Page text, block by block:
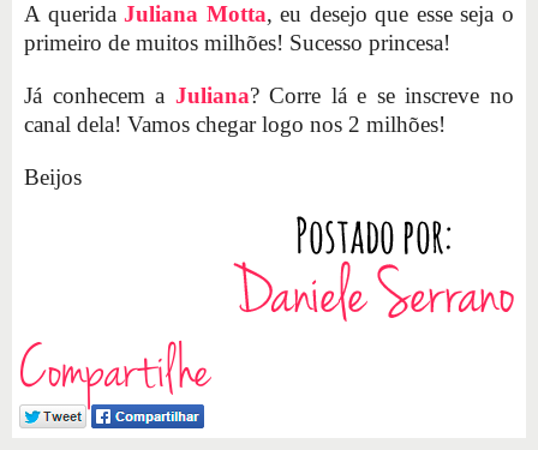
A queridaJuliana Motta, eu desejo que esse seja o
primeiro de muitos milhões! Sucesso princesa!
Já conhecem a Juliana? Corre lá e se inscreve no
canal dela! Vamos chegar logo nos 2 milhões!
Beijos
Compartilhe